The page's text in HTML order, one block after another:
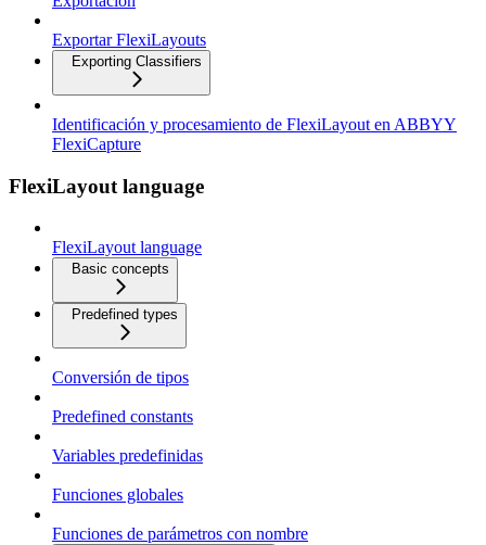
Exportar FlexiLayouts
Exporting Classifiers
Identificación y procesamiento de FlexiLayout en ABBYY
FlexiCapture
FlexiLayout language
FlexiLayout language
Basic concepts
Predefined types
Conversión de tipos
Predefined constants
Variables predefinidas
Funciones globales
Funciones de parámetros con nombre